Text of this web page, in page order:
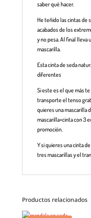
saber qué hacer.
He teñido las cintas de
acabados de los
y no pesa. Al final lleva
mascarilla.
Esta cinta de seda
diferentes
Si este es el que más
transporte el tenso
quieres una mascarilla
mascarilla+cinta con 3
promoción.
Y si quieres una cinta
tres mascarillas y el
Productos relacionados